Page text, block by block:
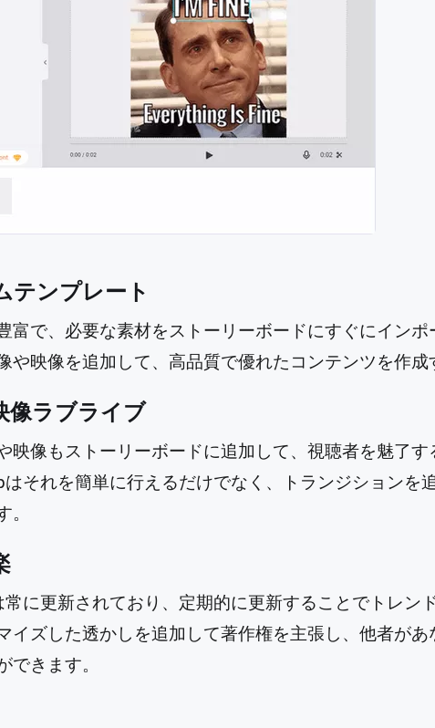
テンプレート
富で、必要な素材をストーリーボードにすぐにイン
や映像を追加して、高品質で優れたコンテンツを作成
像ラブライブ
映像もストーリーボードに追加して、視聴者を魅了
それを簡単に行えるだけでなく、トランジションを
に更新されており、定期的に更新することでトレン
イズした透かしを追加して著作権を主張し、他者が
できます。